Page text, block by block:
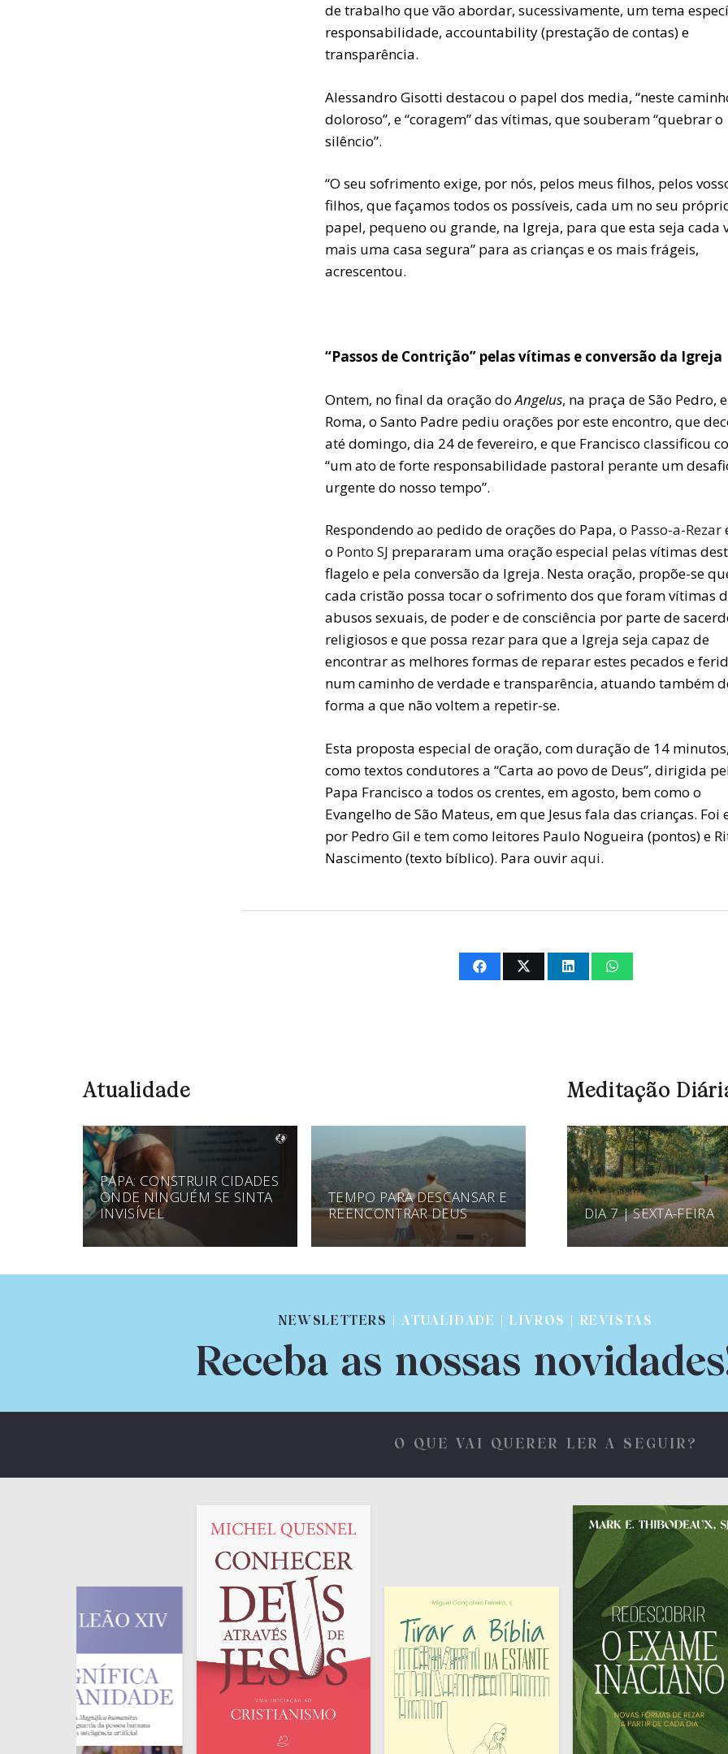
de trabalho que vão abordar, sucessivamente, um tema
responsabilidade, accountability (prestação de contas) e
transparência.
Alessandro Gisotti destacou o papel dos media, “neste
doloroso”, e “coragem” das vítimas, que souberam “quebrar o
silêncio”.
“O seu sofrimento exige, por nós, pelos meus filhos, pelos
filhos, que façamos todos os possíveis, cada um no seu
papel, pequeno ou grande, na Igreja, para que esta seja cada
mais uma casa segura” para as crianças e os mais frágeis,
acrescentou.
“Passos de Contrição” pelas vítimas e conversão da Igreja
Ontem, no final da oração doAngelus, na praça de São Pedro,
Roma, o Santo Padre pediu orações por este encontro, que
até domingo, dia 24 de fevereiro, e que Francisco classificou
“um ato de forte responsabilidade pastoral perante um
urgente do nosso tempo”.
Respondendo ao pedido de orações do Papa, o Passo-a-Rezar
o Ponto SJ prepararam uma oração especial pelas vítimas
flagelo e pela conversão da Igreja. Nesta oração, propõe-se
cada cristão possa tocar o sofrimento dos que foram vítimas
abusos sexuais, de poder e de consciência por parte de
religiosos e que possa rezar para que a Igreja seja capaz de
encontrar as melhores formas de reparar estes pecados e
num caminho de verdade e transparência, atuando também
forma a que não voltem a repetir-se.
Esta proposta especial de oração, com duração de 14
como textos condutores a “Carta ao povo de Deus”, dirigida
Papa Francisco a todos os crentes, em agosto, bem como o
Evangelho de São Mateus, em que Jesus fala das crianças. Foi
por Pedro Gil e tem como leitores Paulo Nogueira (pontos) e
Nascimento (texto bíblico). Para ouviraqui.
Atualidade
PAPA: CONSTRUIR CIDADES
ONDE NINGUÉM SE SINTA
INVISÍVEL
TEMPO PARA DESCANSAR E
REENCONTRAR DEUS
Meditação
DIA 7 | SEXTA-FEIRA
NEWSLETTERS | ATUALIDADE | LIVROS | REVISTAS
Receba as nossas
O QUE VAI QUERER LER A SEGUIR?